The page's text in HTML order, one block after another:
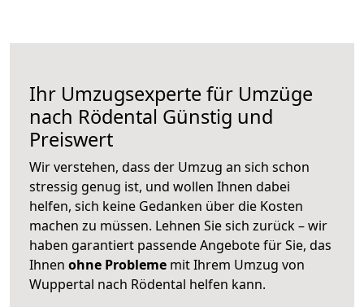
Ihr Umzugsexperte für Umzüge
nach Rödental Günstig und
Preiswert
Wir verstehen, dass der Umzug an sich schon
stressig genug ist, und wollen Ihnen dabei
helfen, sich keine Gedanken über die Kosten
machen zu müssen. Lehnen Sie sich zurück – wir
haben garantiert passende Angebote für Sie, das
Ihnen ohne Probleme mit Ihrem Umzug von
Wuppertal nach Rödental helfen kann.